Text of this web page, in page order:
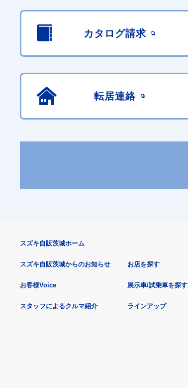
カタログ請求
転居連絡
スズキ自販茨城ホーム
スズキ自販茨城からのお知らせ
お客様Voice
スタッフによるクルマ紹介
お店を探す
展示車/試乗車を探す
ラインアップ